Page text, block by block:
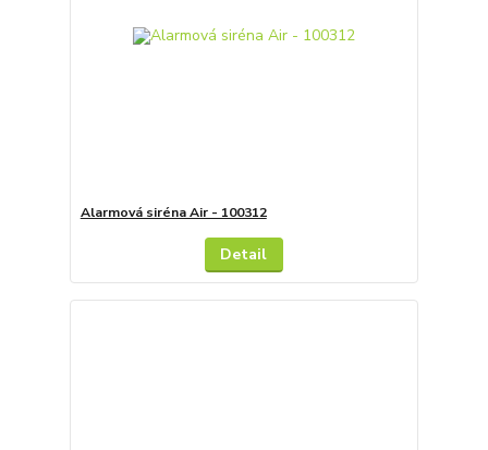
Alarmová siréna Air - 100312
Detail